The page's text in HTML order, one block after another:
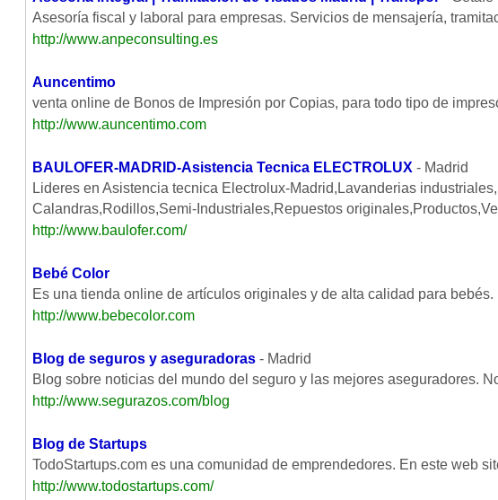
Asesoría fiscal y laboral para empresas. Servicios de mensajería,
http://www.anpeconsulting.es
Auncentimo
venta online de Bonos de Impresión por Copias, para todo tipo de
http://www.auncentimo.com
BAULOFER-MADRID-Asistencia Tecnica ELECTROLUX - Madrid
Lideres en Asistencia tecnica Electrolux-Madrid,Lavanderias
Calandras,Rodillos,Semi-Industriales,Repuestos
http://www.baulofer.com/
Bebé Color
Es una tienda online de artículos originales y de alta calidad para
http://www.bebecolor.com
Blog de seguros y aseguradoras- Madrid
Blog sobre noticias del mundo del seguro y las mejores aseguradores.
http://www.segurazos.com/blog
Blog de Startups
TodoStartups.com es una comunidad de emprendedores. En este web
http://www.todostartups.com/